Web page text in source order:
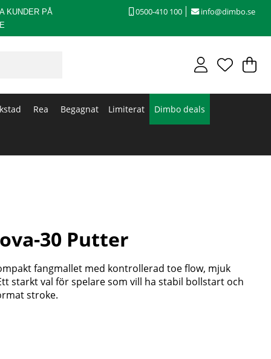
KUNDER PÅ
0500-410 100 info@dimbo.se
.
Rea Begagnat Limiterat Dimbo deals
30 Putter
fangmallet med kontrollerad toe flow, mjuk
starkt val för spelare som vill ha stabil bollstart och
stroke.